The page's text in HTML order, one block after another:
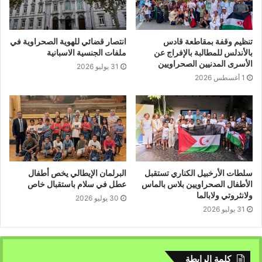
تنظيم وقفة بمقاطعة قادس
بالأندلس للمطالبة بالإفراج عن
الأسرى المدنيين الصحراويين
1 أغسطس 2026
انتصار قضائي للهوية الصحراوية في
ملفات الجنسية الاسبانية
31 يوليو 2026
سلطات الأرخبيل الكناري تستقبل
الأطفال الصحراويين بلاس بالماس
ولانثروتي ولابالما
31 يوليو 2026
البرلمان الإيطالي يخص أطفال
عطل في سلام باستقبال خاص
30 يوليو 2026
كلمة الرابطة